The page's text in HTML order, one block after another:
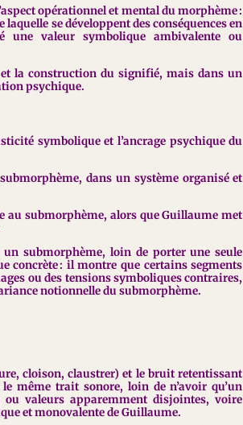
opérationnel et mental du morphème :
se développent des conséquences en
une valeur symbolique ambivalente ou
la construction du signifié, mais dans un
psychique.
symbolique et l’ancrage psychique du
dans un système organisé et
submorphème, alors que Guillaume met
submorphème, loin de porter une seule
concrète : il montre que certains segments
ou des tensions symboliques contraires,
notionnelle du submorphème.
cloison, claustrer) et le bruit retentissant
même trait sonore, loin de n’avoir qu’un
valeurs apparemment disjointes, voire
et monovalente de Guillaume.